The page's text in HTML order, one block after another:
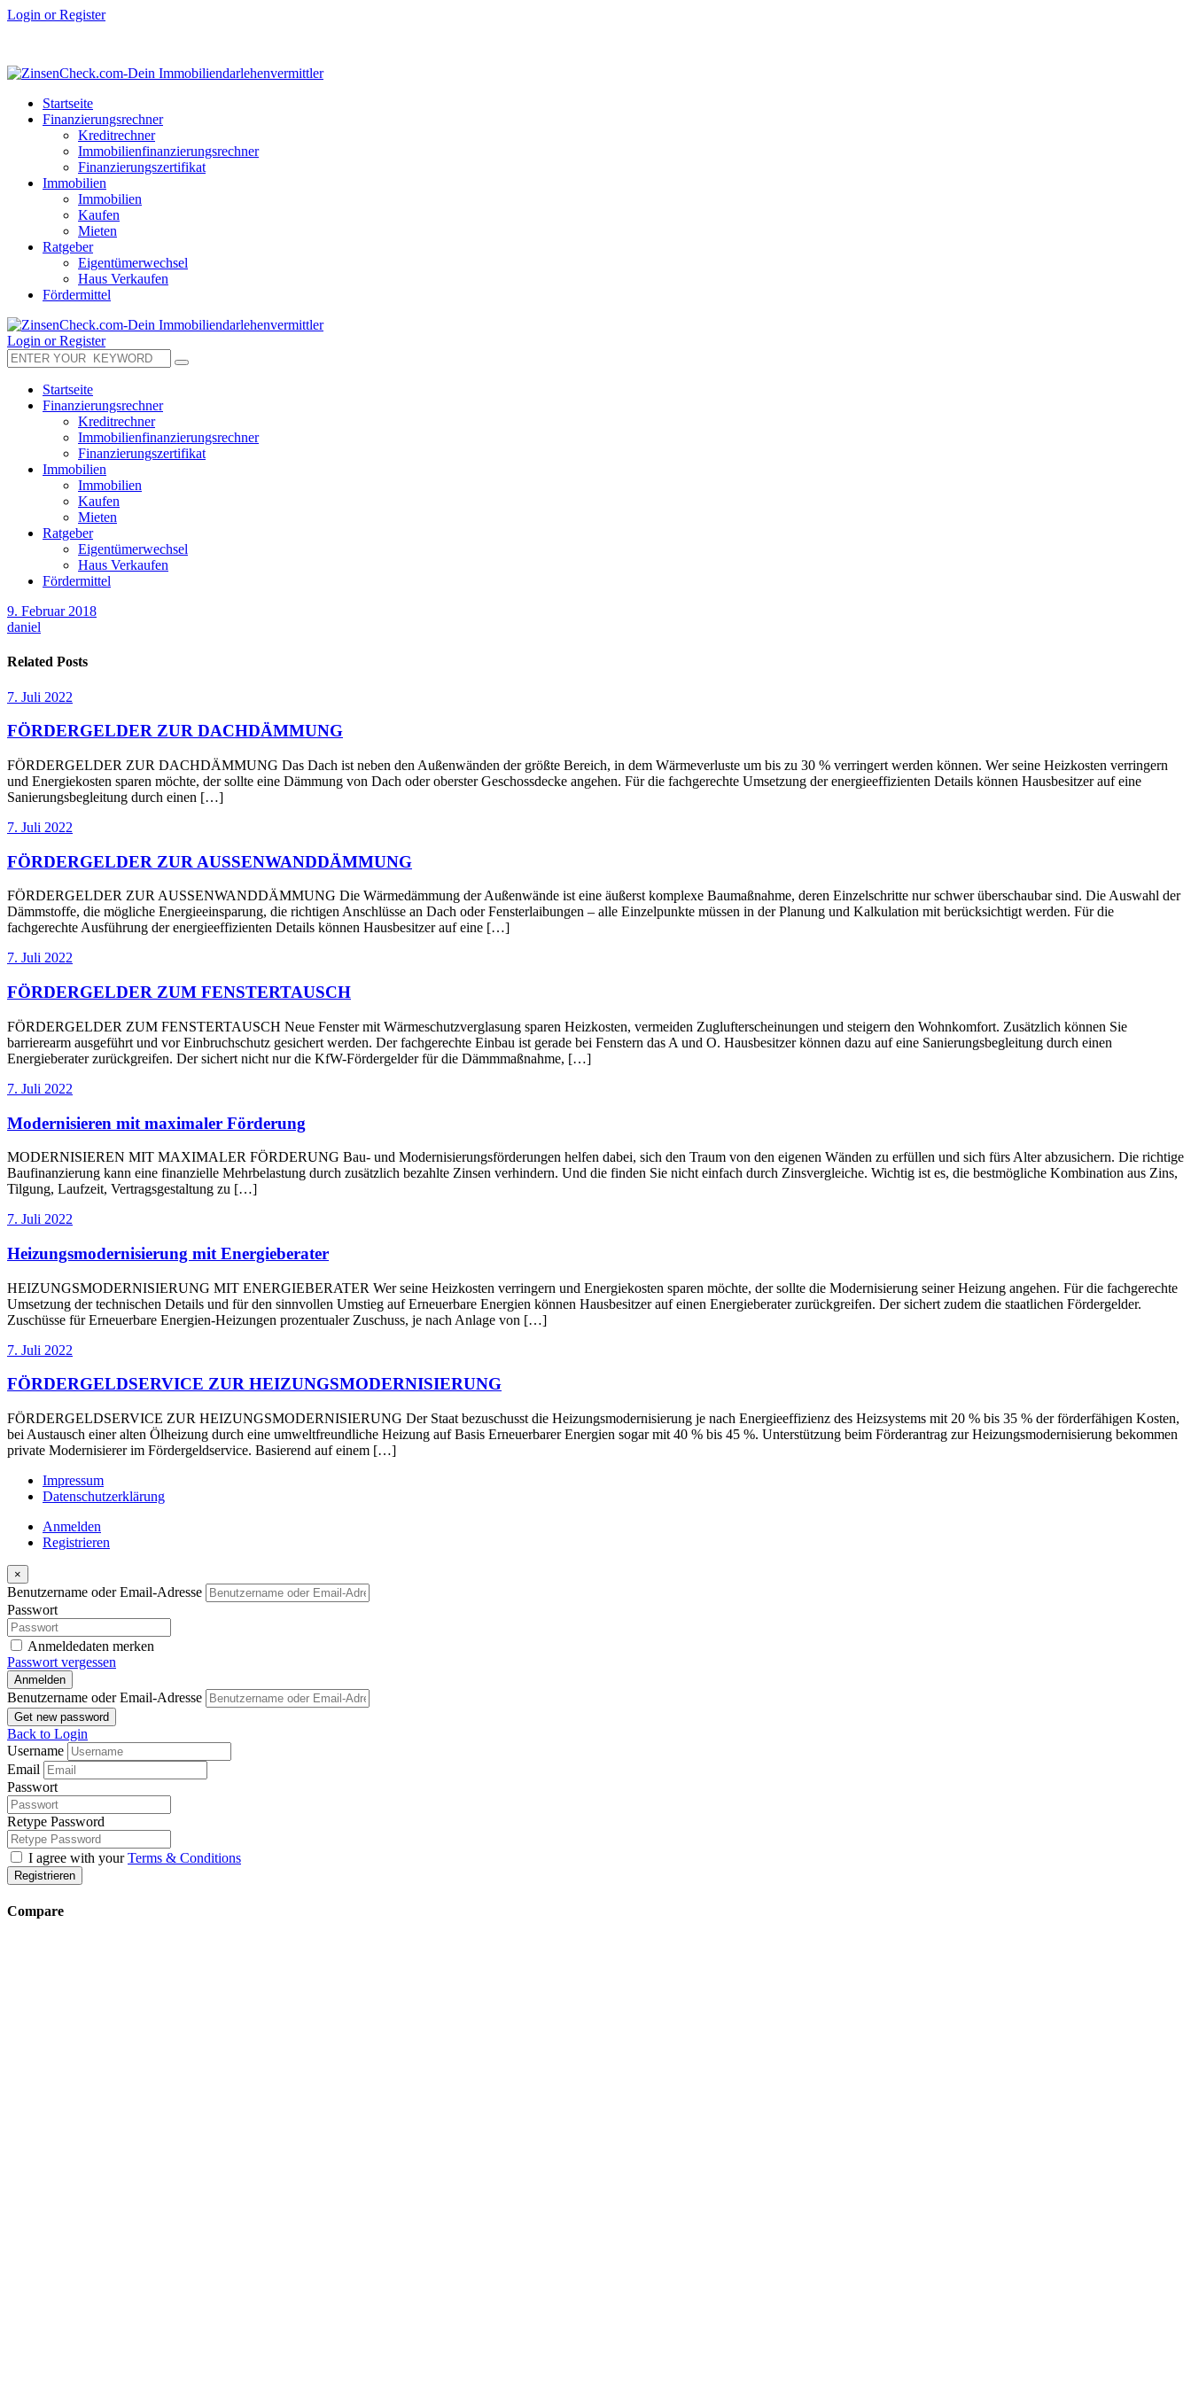
Login or Register
Startseite
Finanzierungsrechner
Kreditrechner
Immobilienfinanzierungsrechner
Finanzierungszertifikat
Immobilien
Immobilien
Kaufen
Mieten
Ratgeber
Eigentümerwechsel
Haus Verkaufen
Fördermittel
Login or Register
Startseite
Finanzierungsrechner
Kreditrechner
Immobilienfinanzierungsrechner
Finanzierungszertifikat
Immobilien
Immobilien
Kaufen
Mieten
Ratgeber
Eigentümerwechsel
Haus Verkaufen
Fördermittel
9. Februar 2018
daniel
Related Posts
7. Juli 2022
FÖRDERGELDER ZUR DACHDÄMMUNG
FÖRDERGELDER ZUR DACHDÄMMUNG Das Dach ist neben den Außenwänden der größte Bereich, in dem Wärmeverluste um bis zu 30 % verringert werden können. Wer seine Heizkosten verringern
und Energiekosten sparen möchte, der sollte eine Dämmung von Dach oder oberster Geschossdecke angehen. Für die fachgerechte Umsetzung der energieeffizienten Details können Hausbesitzer auf eine
Sanierungsbegleitung durch einen […]
7. Juli 2022
FÖRDERGELDER ZUR AUSSENWANDDÄMMUNG
FÖRDERGELDER ZUR AUSSENWANDDÄMMUNG Die Wärmedämmung der Außenwände ist eine äußerst komplexe Baumaßnahme, deren Einzelschritte nur schwer überschaubar sind. Die Auswahl der
Dämmstoffe, die mögliche Energieeinsparung, die richtigen Anschlüsse an Dach oder Fensterlaibungen – alle Einzelpunkte müssen in der Planung und Kalkulation mit berücksichtigt werden. Für die
fachgerechte Ausführung der energieeffizienten Details können Hausbesitzer auf eine […]
7. Juli 2022
FÖRDERGELDER ZUM FENSTERTAUSCH
FÖRDERGELDER ZUM FENSTERTAUSCH Neue Fenster mit Wärmeschutzverglasung sparen Heizkosten, vermeiden Zuglufterscheinungen und steigern den Wohnkomfort. Zusätzlich können Sie
barrierearm ausgeführt und vor Einbruchschutz gesichert werden. Der fachgerechte Einbau ist gerade bei Fenstern das A und O. Hausbesitzer können dazu auf eine Sanierungsbegleitung durch einen
Energieberater zurückgreifen. Der sichert nicht nur die KfW-Fördergelder für die Dämmmaßnahme, […]
7. Juli 2022
Modernisieren mit maximaler Förderung
MODERNISIEREN MIT MAXIMALER FÖRDERUNG Bau- und Modernisierungsförderungen helfen dabei, sich den Traum von den eigenen Wänden zu erfüllen und sich fürs Alter abzusichern. Die richtige
Baufinanzierung kann eine finanzielle Mehrbelastung durch zusätzlich bezahlte Zinsen verhindern. Und die finden Sie nicht einfach durch Zinsvergleiche. Wichtig ist es, die bestmögliche Kombination aus Zins,
Tilgung, Laufzeit, Vertragsgestaltung zu […]
7. Juli 2022
Heizungsmodernisierung mit Energieberater
HEIZUNGSMODERNISIERUNG MIT ENERGIEBERATER Wer seine Heizkosten verringern und Energiekosten sparen möchte, der sollte die Modernisierung seiner Heizung angehen. Für die fachgerechte
Umsetzung der technischen Details und für den sinnvollen Umstieg auf Erneuerbare Energien können Hausbesitzer auf einen Energieberater zurückgreifen. Der sichert zudem die staatlichen Fördergelder.
Zuschüsse für Erneuerbare Energien-Heizungen prozentualer Zuschuss, je nach Anlage von […]
7. Juli 2022
FÖRDERGELDSERVICE ZUR HEIZUNGSMODERNISIERUNG
FÖRDERGELDSERVICE ZUR HEIZUNGSMODERNISIERUNG Der Staat bezuschusst die Heizungsmodernisierung je nach Energieeffizienz des Heizsystems mit 20 % bis 35 % der förderfähigen Kosten,
bei Austausch einer alten Ölheizung durch eine umweltfreundliche Heizung auf Basis Erneuerbarer Energien sogar mit 40 % bis 45 %. Unterstützung beim Förderantrag zur Heizungsmodernisierung bekommen
private Modernisierer im Fördergeldservice. Basierend auf einem […]
Impressum
Datenschutzerklärung
Anmelden
Registrieren
×
Benutzername oder Email-Adresse
Passwort
Anmeldedaten merken
Passwort vergessen
Anmelden
Benutzername oder Email-Adresse
Get new password
Back to Login
Username
Email
Passwort
Retype Password
I agree with yourTerms & Conditions
Registrieren
Compare